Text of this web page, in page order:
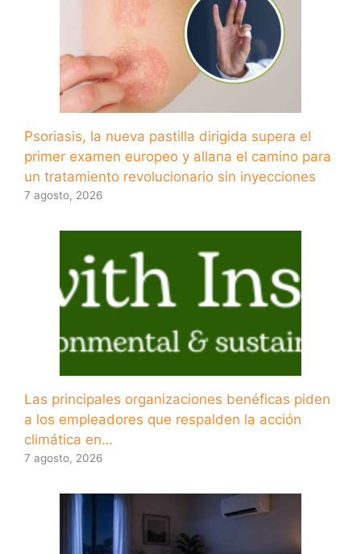
Psoriasis, la nueva pastilla dirigida supera el
primer examen europeo y allana el camino para
un tratamiento revolucionario sin inyecciones
7 agosto, 2026
Las principales organizaciones benéficas piden
a los empleadores que respalden la acción
climática en…
7 agosto, 2026